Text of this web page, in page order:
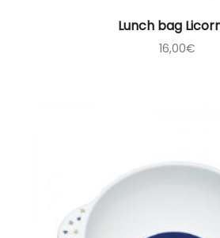
Lunch bag
16,00€